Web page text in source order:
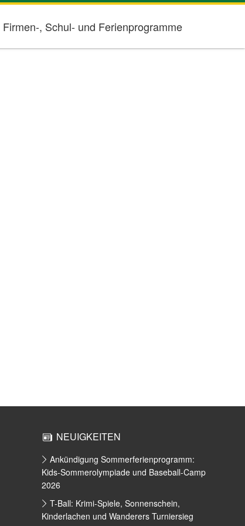
Firmen-, Schul- und Ferienprogramme
NEUIGKEITEN
Ankündigung Sommerferienprogramm:
Kids-Sommerolympiade und Baseball-Camp
2026
T-Ball: Krimi-Spiele, Sonnenschein,
Kinderlachen und Wanderers Turniersieg